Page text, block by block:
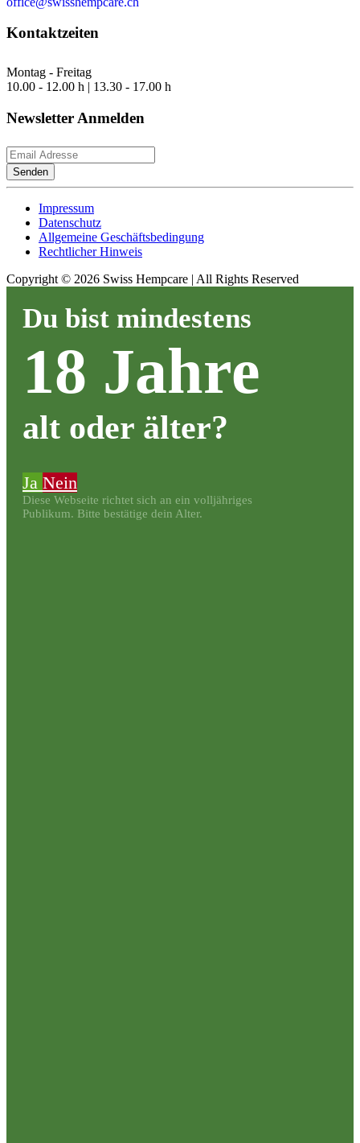
Kontaktzeiten
Montag - Freitag
10.00 - 12.00 h | 13.30 - 17.00 h
Newsletter Anmelden
Senden
Impressum
Datenschutz
Allgemeine Geschäftsbedingung
Rechtlicher Hinweis
Copyright © 2026 Swiss Hempcare | All Rights Reserved
Du bist mindestens
18 Jahre
alt oder älter?
Ja Nein
Diese Webseite richtet sich an ein volljähriges
Publikum. Bitte bestätige dein Alter.